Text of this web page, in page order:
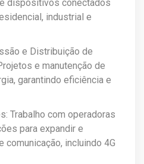
dispositivos conectados
industrial e
e Distribuição de
e manutenção de
garantindo eficiência e
Trabalho com operadoras
para expandir e
comunicação, incluindo 4G